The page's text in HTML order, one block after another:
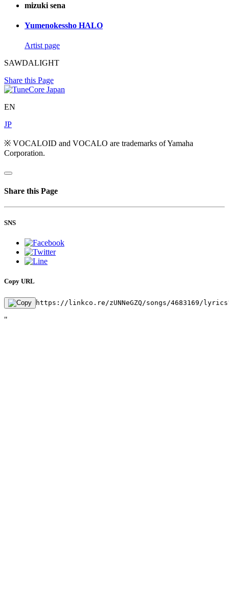
mizuki sena
Yumenokessho HALO
Artist page
SAWDALIGHT
Share this Page
EN
JP
※ VOCALOID and VOCALO are trademarks of Yamaha
Corporation.
Share this Page
SNS
Copy URL
https://linkco.re/zUNNeGZQ/songs/4683169/
"